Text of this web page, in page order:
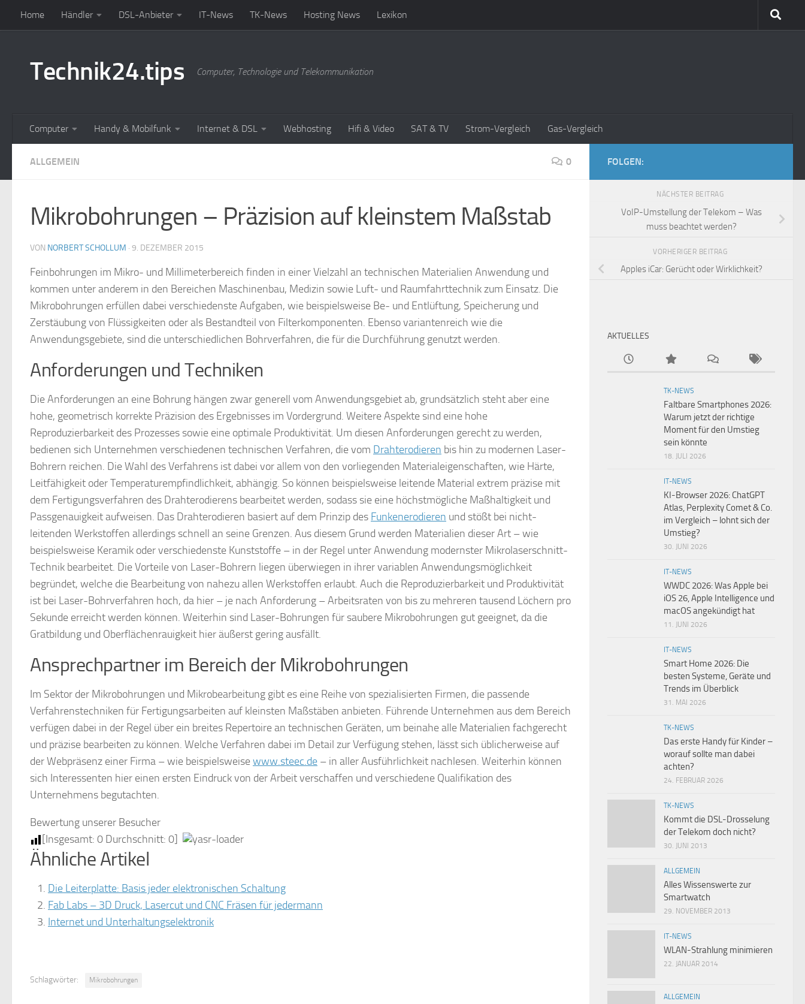
Zum Inhalt springen
Home Händler DSL-Anbieter IT-News TK-News Hosting News Lexikon
Technik24.tips Computer, Technologie und Telekommunikation
Computer Handy & Mobilfunk Internet & DSL Webhosting Hifi & Video SAT & TV Strom-Vergleich Gas-Vergleich
ALLGEMEIN 0
Mikrobohrungen – Präzision auf kleinstem Maßstab
VON NORBERT SCHOLLUM · 9. DEZEMBER 2015
Feinbohrungen im Mikro- und Millimeterbereich finden in einer Vielzahl an technischen Materialien Anwendung und
kommen unter anderem in den Bereichen Maschinenbau, Medizin sowie Luft- und Raumfahrttechnik zum Einsatz. Die
Mikrobohrungen erfüllen dabei verschiedenste Aufgaben, wie beispielsweise Be- und Entlüftung, Speicherung und
Zerstäubung von Flüssigkeiten oder als Bestandteil von Filterkomponenten. Ebenso variantenreich wie die
Anwendungsgebiete, sind die unterschiedlichen Bohrverfahren, die für die Durchführung genutzt werden.
Anforderungen und Techniken
Die Anforderungen an eine Bohrung hängen zwar generell vom Anwendungsgebiet ab, grundsätzlich steht aber eine
hohe, geometrisch korrekte Präzision des Ergebnisses im Vordergrund. Weitere Aspekte sind eine hohe
Reproduzierbarkeit des Prozesses sowie eine optimale Produktivität. Um diesen Anforderungen gerecht zu werden,
bedienen sich Unternehmen verschiedenen technischen Verfahren, die vom Drahterodieren bis hin zu modernen Laser-
Bohrern reichen. Die Wahl des Verfahrens ist dabei vor allem von den vorliegenden Materialeigenschaften, wie Härte,
Leitfähigkeit oder Temperaturempfindlichkeit, abhängig. So können beispielsweise leitende Material extrem präzise mit
dem Fertigungsverfahren des Drahterodierens bearbeitet werden, sodass sie eine höchstmögliche Maßhaltigkeit und
Passgenauigkeit aufweisen. Das Drahterodieren basiert auf dem Prinzip des Funkenerodieren und stößt bei nicht-
leitenden Werkstoffen allerdings schnell an seine Grenzen. Aus diesem Grund werden Materialien dieser Art – wie
beispielsweise Keramik oder verschiedenste Kunststoffe – in der Regel unter Anwendung modernster Mikrolaserschnitt-
Technik bearbeitet. Die Vorteile von Laser-Bohrern liegen überwiegen in ihrer variablen Anwendungsmöglichkeit
begründet, welche die Bearbeitung von nahezu allen Werkstoffen erlaubt. Auch die Reproduzierbarkeit und Produktivität
ist bei Laser-Bohrverfahren hoch, da hier – je nach Anforderung – Arbeitsraten von bis zu mehreren tausend Löchern pro
Sekunde erreicht werden können. Weiterhin sind Laser-Bohrungen für saubere Mikrobohrungen gut geeignet, da die
Gratbildung und Oberflächenrauigkeit hier äußerst gering ausfällt.
Ansprechpartner im Bereich der Mikrobohrungen
Im Sektor der Mikrobohrungen und Mikrobearbeitung gibt es eine Reihe von spezialisierten Firmen, die passende
Verfahrenstechniken für Fertigungsarbeiten auf kleinsten Maßstäben anbieten. Führende Unternehmen aus dem Bereich
verfügen dabei in der Regel über ein breites Repertoire an technischen Geräten, um beinahe alle Materialien fachgerecht
und präzise bearbeiten zu können. Welche Verfahren dabei im Detail zur Verfügung stehen, lässt sich üblicherweise auf
der Webpräsenz einer Firma – wie beispielsweisewww.steec.de – in aller Ausführlichkeit nachlesen. Weiterhin können
sich Interessenten hier einen ersten Eindruck von der Arbeit verschaffen und verschiedene Qualifikation des
Unternehmens begutachten.
Bewertung unserer Besucher
[Insgesamt: 0 Durchschnitt: 0]
Ähnliche Artikel
Die Leiterplatte: Basis jeder elektronischen Schaltung
Fab Labs – 3D Druck, Lasercut und CNC Fräsen für jedermann
Internet und Unterhaltungselektronik
Schlagwörter: Mikrobohrungen
FOLGEN:
NÄCHSTER BEITRAG
VoIP-Umstellung der Telekom – Was
muss beachtet werden?
VORHERIGER BEITRAG
Apples iCar: Gerücht oder Wirklichkeit?
AKTUELLES
TK-NEWS
Faltbare Smartphones 2026:
Warum jetzt der richtige
Moment für den Umstieg
sein könnte
18. JULI 2026
IT-NEWS
KI-Browser 2026: ChatGPT
Atlas, Perplexity Comet & Co.
im Vergleich – lohnt sich der
Umstieg?
30. JUNI 2026
IT-NEWS
WWDC 2026: Was Apple bei
iOS 26, Apple Intelligence und
macOS angekündigt hat
11. JUNI 2026
IT-NEWS
Smart Home 2026: Die
besten Systeme, Geräte und
Trends im Überblick
31. MAI 2026
TK-NEWS
Das erste Handy für Kinder –
worauf sollte man dabei
achten?
24. FEBRUAR 2026
TK-NEWS
Kommt die DSL-Drosselung
der Telekom doch nicht?
30. JUNI 2013
ALLGEMEIN
Alles Wissenswerte zur
Smartwatch
29. NOVEMBER 2013
IT-NEWS
WLAN-Strahlung minimieren
22. JANUAR 2014
ALLGEMEIN